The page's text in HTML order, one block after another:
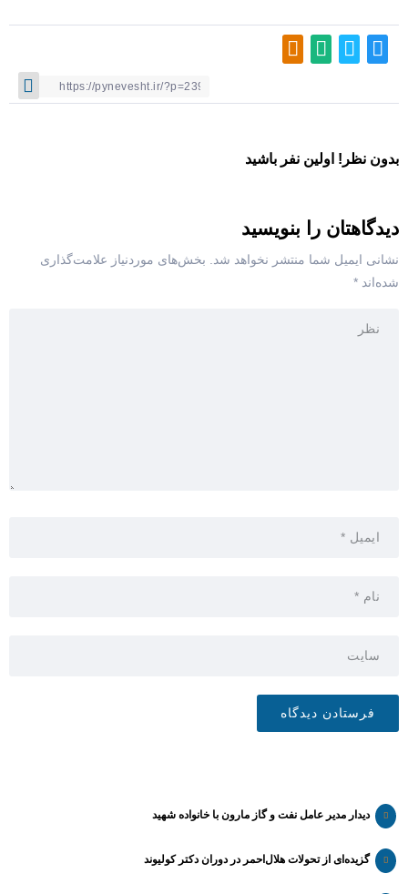
بدون نظر! اولین نفر باشید
دیدگاهتان را بنویسید
نشانی ایمیل شما منتشر نخواهد شد.
بخش‌های موردنیاز علامت‌گذاری
شده‌اند *
دیدار مدیر عامل نفت و گاز مارون با خانواده شهید
گزیده‌ای از تحولات هلال‌احمر در دوران دکتر کولیوند